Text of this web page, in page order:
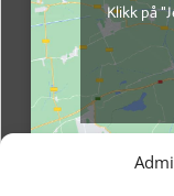
Klikk på